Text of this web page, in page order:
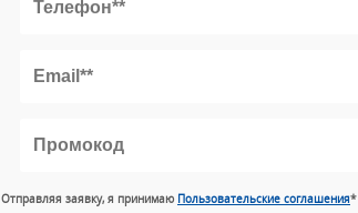
Отправляя заявку, я принимаю Пользовательские соглашения*